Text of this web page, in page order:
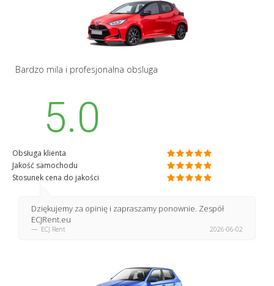
Bardzo mila i profesjonalna obsluga
5.0
Obsługa klienta
Jakość samochodu
Stosunek cena do jakości
Dziękujemy za opinię i zapraszamy ponownie. Zespół
ECJRent.eu
ECJ Rent 2026-06-02